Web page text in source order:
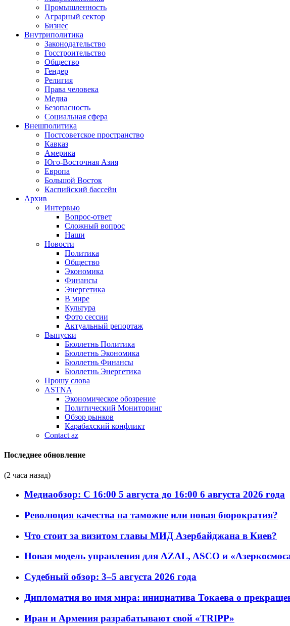
Промышленность
Аграрный сектор
Бизнес
Внутриполитика
Законодательство
Госстроительство
Общество
Гендер
Религия
Права человека
Медиа
Безопасность
Социальная сфера
Внешполитика
Постсоветское пространство
Кавказ
Америка
Юго-Восточная Азия
Европа
Большой Восток
Каспийский бассейн
Архив
Интервью
Вопрос-ответ
Сложный вопрос
Наши
Новости
Политика
Общество
Экономика
Финансы
Энергетика
В мире
Культура
Фото сессии
Актуальный репортаж
Выпуски
Бюллетнь Политика
Бюллетнь Экономика
Бюллетнь Финансы
Бюллетнь Энергетика
Прошу слова
ASTNA
Экономическое обозрение
Политический Мониторинг
Обзор рынков
Карабахский конфликт
Contact az
Последнее обновление
(2 часа назад)
Медиаобзор: С 16:00 5 августа до 16:00 6 августа 2026 года
Революция качества на таможне или новая бюрократия?
Что стоит за визитом главы МИД Азербайджана в Киев?
Новая модель управления для AZAL, ASCO и
Судебный обзор: 3–5 августа 2026 года
Дипломатия во имя мира: инициатива Токаева о
Иран и Армения разрабатывают свой «TRIPP»